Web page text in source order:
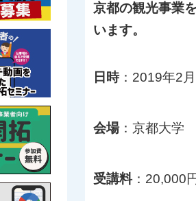
京都の観光事業
います。
日時：2019年2
会場：京都大学
受講料：20,000